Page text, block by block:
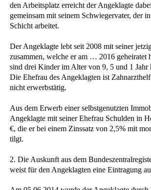
den Arbeitsplatz erreicht der Angeklagte
gemeinsam mit seinem Schwiegervater, der
Schicht arbeitet.
Der Angeklagte lebt seit 2008 mit seiner
zusammen, welche er am … 2016 geheiratet
sind drei Kinder im Alter von 9, 5 und 1 Jahr
Die Ehefrau des Angeklagten ist
nicht erwerbstätig.
Aus dem Erwerb einer selbstgenutzten
Angeklagte mit seiner Ehefrau Schulden in
€, die er bei einem Zinssatz von 2,5% mit
tilgt.
2. Die Auskunft aus dem
weist für den Angeklagten eine Eintragung